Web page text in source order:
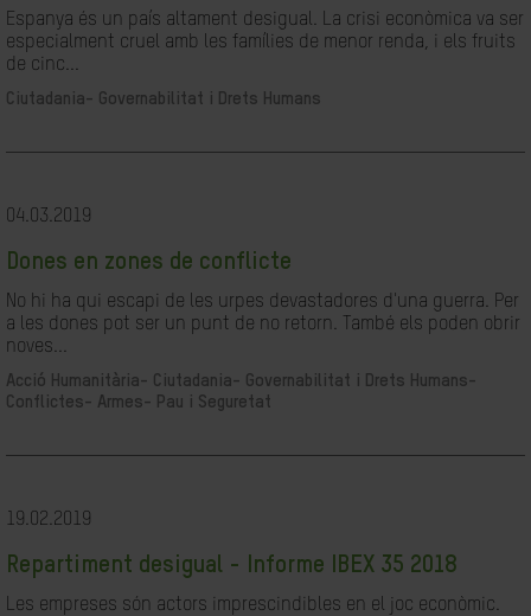
Espanya és un país altament desigual. La crisi econòmica va ser
especialment cruel amb les famílies de menor renda, i els fruits
de cinc...
Ciutadania- Governabilitat i Drets Humans
04.03.2019
Dones en zones de conflicte
No hi ha qui escapi de les urpes devastadores d'una guerra. Per
a les dones pot ser un punt de no retorn. També els poden obrir
noves...
Acció Humanitària-
Ciutadania- Governabilitat i Drets Humans-
Conflictes- Armes- Pau i Seguretat
19.02.2019
Repartiment desigual - Informe IBEX 35 2018
Les empreses són actors imprescindibles en el joc econòmic.